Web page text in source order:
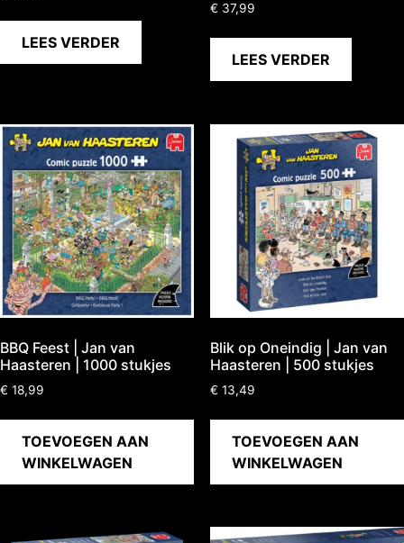
LEES VERDER
€ 37,99
LEES VERDER
BBQ Feest | Jan van
Haasteren | 1000 stukjes
€ 18,99
TOEVOEGEN AAN
WINKELWAGEN
Blik op Oneindig | Jan van
Haasteren | 500 stukjes
€ 13,49
TOEVOEGEN AAN
WINKELWAGEN